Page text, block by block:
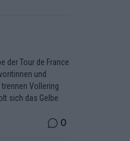
der Tour de France
und
Vollering
sich das Gelbe
0